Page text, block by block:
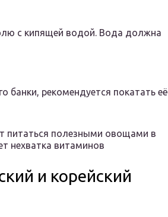
с кипящей водой. Вода должна
банки, рекомендуется покатать её
питаться полезными овощами в
нехватка витаминов
и корейский